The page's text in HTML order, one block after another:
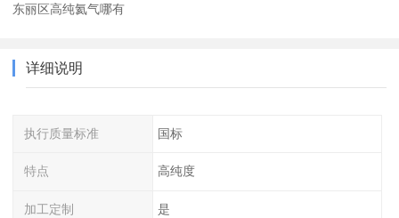
东丽区高纯氦气哪有
详细说明
执行质量标准 国标
特点 高纯度
加工定制 是